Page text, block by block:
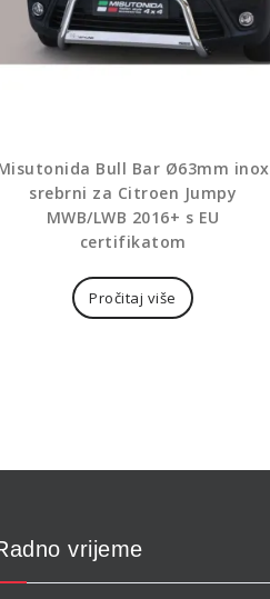
Bull Bar Ø63mm inox
srebrni za Citroen Jumpy
MWB/LWB 2016+ s EU
certifikatom
Pročitaj više
vrijeme